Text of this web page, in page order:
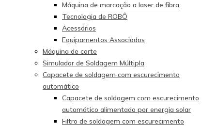
Máquina de marcação a laser de fibra
Tecnologia de ROBÔ
Acessórios
Equipamentos Associados
Máquina de corte
Simulador de Soldagem Múltipla
Capacete de soldagem com escurecimento
automático
Capacete de soldagem com escurecimento
automático alimentado por energia solar
Filtro de soldagem com escurecimento